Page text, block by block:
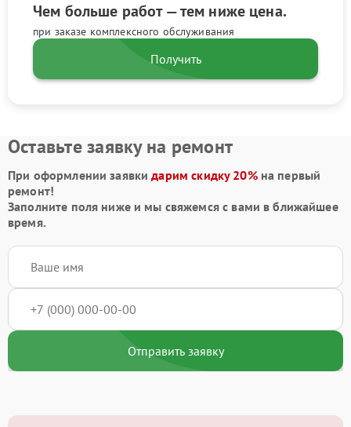
Чем больше работ — тем ниже цена.
при заказе комплексного обслуживания
Получить
Оставьте заявку на ремонт
При оформлении заявкидарим скидку 20%на первый
ремонт!
Заполните поля ниже и мы свяжемся с вами в ближайшее
время.
Отправить заявку